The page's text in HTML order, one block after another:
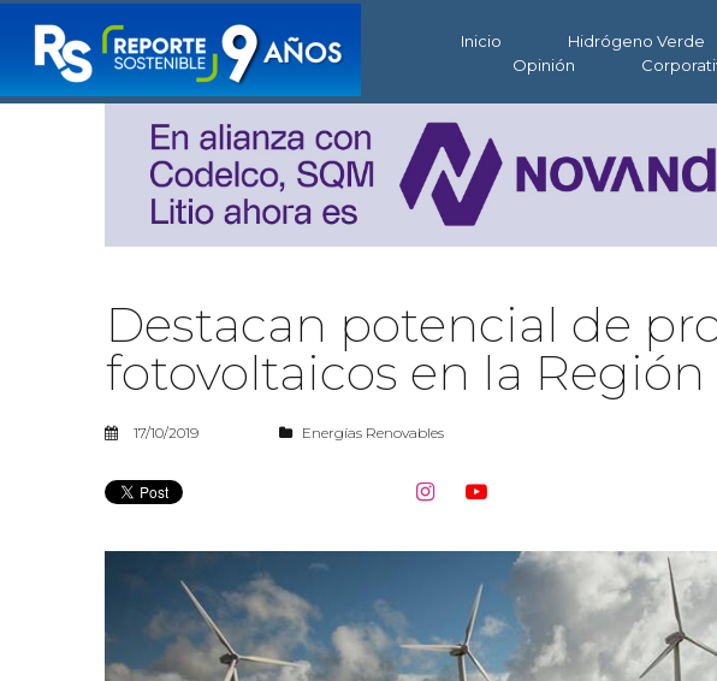
Inicio Hidrógeno Verde
Opinión
Destacan potencial de
fotovoltaicos en la
17/10/2019 Energías Renovables
 